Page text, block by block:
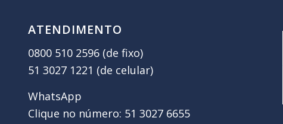
ATENDIMENTO
0800 510 2596 (de fixo)
51 3027 1221 (de celular)
WhatsApp
Clique no número: 51 3027 6655